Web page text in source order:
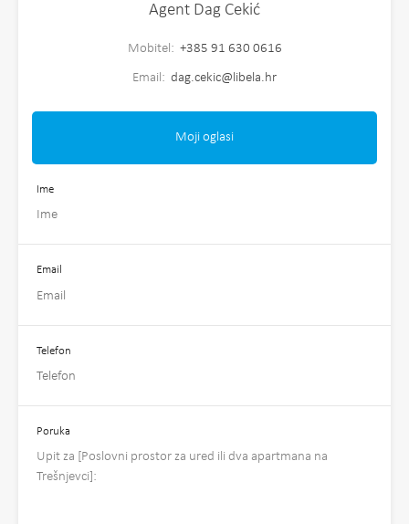
Agent Dag Cekić
Mobitel: +385 91 630 0616
Email: dag.cekic@libela.hr
Moji oglasi
Ime
Email
Telefon
Poruka